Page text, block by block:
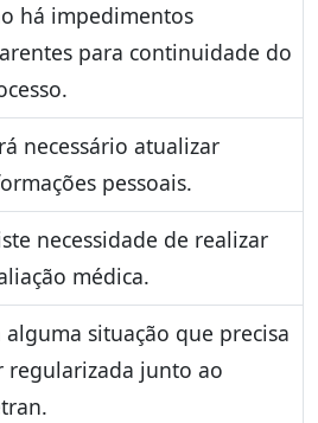
há impedimentos
para continuidade do
necessário atualizar
pessoais.
necessidade de realizar
médica.
alguma situação que precisa
regularizada junto ao